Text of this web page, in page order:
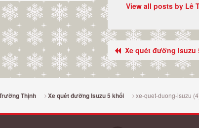
View all posts by Lê
Xe quét đường Isuzu
Thịnh Xe quét đường Isuzu 5 khối xe-quet-duong-isuzu